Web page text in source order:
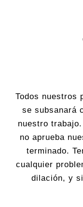
Todos nuestros
se subsanará
nuestro
no aprueba
terminado.
cualquier
dilación, y